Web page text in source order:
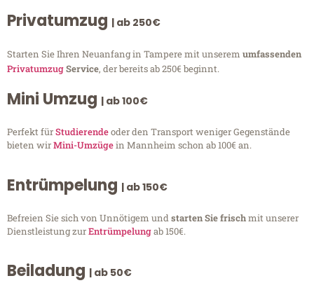
Privatumzug | ab 250€
Starten Sie Ihren Neuanfang in Tampere mit unserem umfassenden
PrivatumzugService, der bereits ab 250€ beginnt.
Mini Umzug | ab 100€
Perfekt fürStudierendeoder den Transport weniger Gegenstände
bieten wirMini-Umzügein Mannheim schon ab 100€ an.
Entrümpelung | ab 150€
Befreien Sie sich von Unnötigem undstarten Sie frischmit unserer
Dienstleistung zurEntrümpelungab 150€.
Beiladung | ab 50€